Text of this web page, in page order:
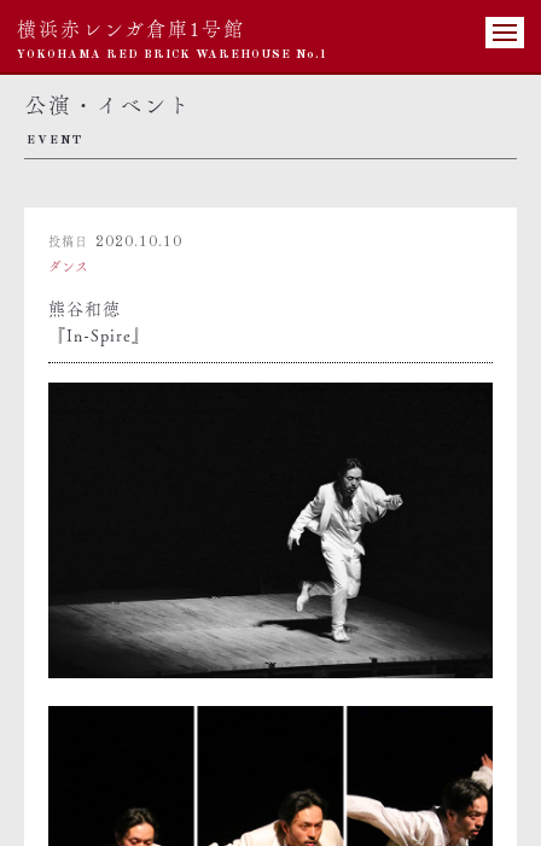
横浜赤レンガ倉庫1号館
YOKOHAMA RED BRICK WAREHOUSE No.1
公演・イベント
EVENT
投稿日 2020.10.10
ダンス
熊谷和徳
『In-Spire』